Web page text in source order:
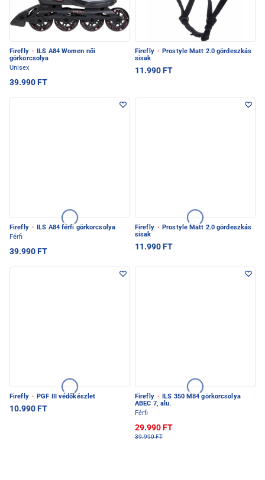
Firefly ·
ILS A84 Women női
görkorcsolya
Unisex
39.990 FT
Firefly · Prostyle Matt 2.0 gördeszkás
sisak
11.990 FT
Firefly ·
ILS A84 férfi görkorcsolya
Férfi
39.990 FT
Firefly · Prostyle Matt 2.0 gördeszkás
sisak
11.990 FT
Firefly · PGF III védőkészlet
10.990 FT
Firefly ·
ILS 350 M84 görkorcsolya
ABEC 7, alu.
Férfi
29.990 FT
39.990 FT